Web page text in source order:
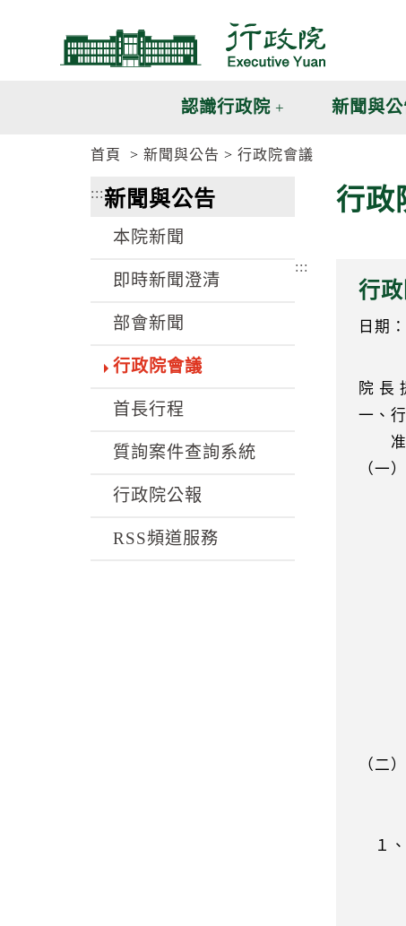
認識行政院 新聞與公
首頁 新聞與公告 行政院會議
:::新聞與公告
本院新聞
即時新聞澄清
部會新聞
行政院會議
首長行程
質詢案件查詢系統
行政院公報
RSS頻道服務
行政
:::
行
日期
院 長
一、
准予
（一
症候
防疫
精神
全面
工作
組織
醫療
再增
組成
防部
（二
十九
下
１、
程序
內感